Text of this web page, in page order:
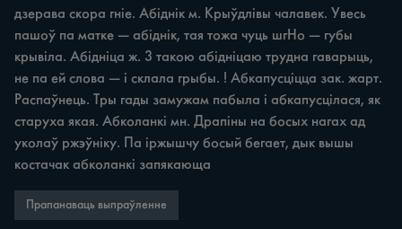
дзерава скора гніе. Абіднік м. Крыўдлівы чалавек. Увесь
пашоў па матке — абіднік, тая тожа чуць шгНо — губы
крывіла. Абідніца ж. 3 такою абідніцаю трудна гаварыць,
не па ей слова — i склала грыбы. ! Абкапусціцца зак. жарт.
Распаўнець. Тры гады замужам пабыла i абкапусцілася, як
старуха якая. Абколанкі мн. Драпіны на босых нагах ад
уколаў ржэўніку. Па іржышчу босый бегает, дык вышы
костачак абколанкі запякающа
Прапанаваць выпраўленне